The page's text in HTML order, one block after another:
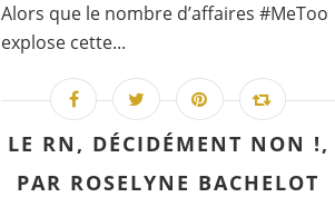
Alors que le nombre d’affaires #MeToo
explose cette...
LE RN, DÉCIDÉMENT NON !,
PAR ROSELYNE BACHELOT